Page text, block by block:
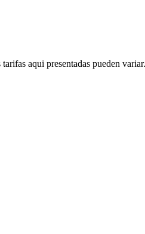
aqui presentadas pueden variar.